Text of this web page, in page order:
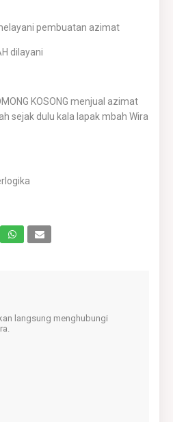
pembuatan azimat
dilayani
KOSONG menjual azimat
sejak dulu kala lapak mbah Wira
langsung menghubungi